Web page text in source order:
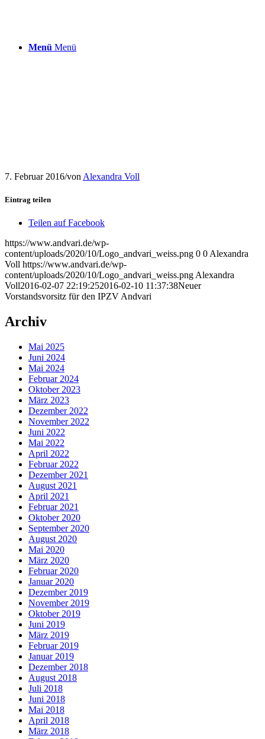
Menü Menü
7. Februar 2016/von Alexandra Voll
Eintrag teilen
Teilen auf Facebook
https://www.andvari.de/wp-
content/uploads/2020/10/Logo_andvari_weiss.png 0 0 Alexandra
Voll https://www.andvari.de/wp-
content/uploads/2020/10/Logo_andvari_weiss.png Alexandra
Voll2016-02-07 22:19:252016-02-10 11:37:38Neuer
Vorstandsvorsitz für den IPZV Andvari
Archiv
Mai 2025
Juni 2024
Mai 2024
Februar 2024
Oktober 2023
März 2023
Dezember 2022
November 2022
Juni 2022
Mai 2022
April 2022
Februar 2022
Dezember 2021
August 2021
April 2021
Februar 2021
Oktober 2020
September 2020
August 2020
Mai 2020
März 2020
Februar 2020
Januar 2020
Dezember 2019
November 2019
Oktober 2019
Juni 2019
März 2019
Februar 2019
Januar 2019
Dezember 2018
August 2018
Juli 2018
Juni 2018
Mai 2018
April 2018
März 2018